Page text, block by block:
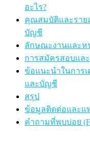
อะไร?
คุณสมบัติและราย
บัญชี
ลักษณะงานและห
การสมัครสอบแล
ข้อแนะนำในการ
และบัญชี
สรุป
ข้อมูลติดต่อและแ
คำถามที่พบบ่อย